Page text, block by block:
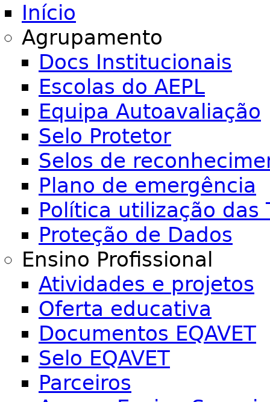
Início
Agrupamento
Docs Institucionais
Escolas do AEPL
Equipa Autoavaliação
Selo Protetor
Selos de
Plano de emergência
Política utilização das
Proteção de Dados
Ensino Profissional
Atividades e projetos
Oferta educativa
Documentos EQAVET
Selo EQAVET
Parceiros